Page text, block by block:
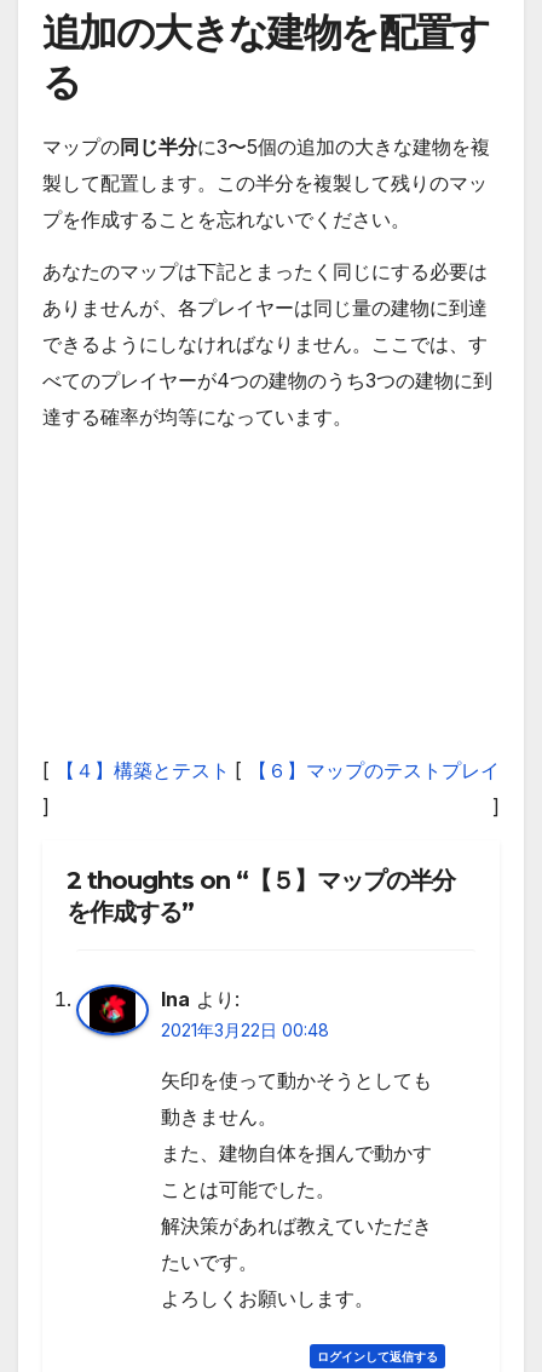
追加の大きな建物を配置す
る
マップの同じ半分に3〜5個の追加の大きな建物を複
製して配置します。この半分を複製して残りのマッ
プを作成することを忘れないでください。
あなたのマップは下記とまったく同じにする必要は
ありませんが、各プレイヤーは同じ量の建物に到達
できるようにしなければなりません。ここでは、す
べてのプレイヤーが4つの建物のうち3つの建物に到
達する確率が均等になっています。
[
【４】構築とテスト
]
[
【６】マップのテストプレイ
]
2 thoughts on “【５】マップの半分
を作成する”
Ina より:
2021年3月22日 00:48
矢印を使って動かそうとしても
動きません。
また、建物自体を掴んで動かす
ことは可能でした。
解決策があれば教えていただき
たいです。
よろしくお願いします。
ログインして返信する